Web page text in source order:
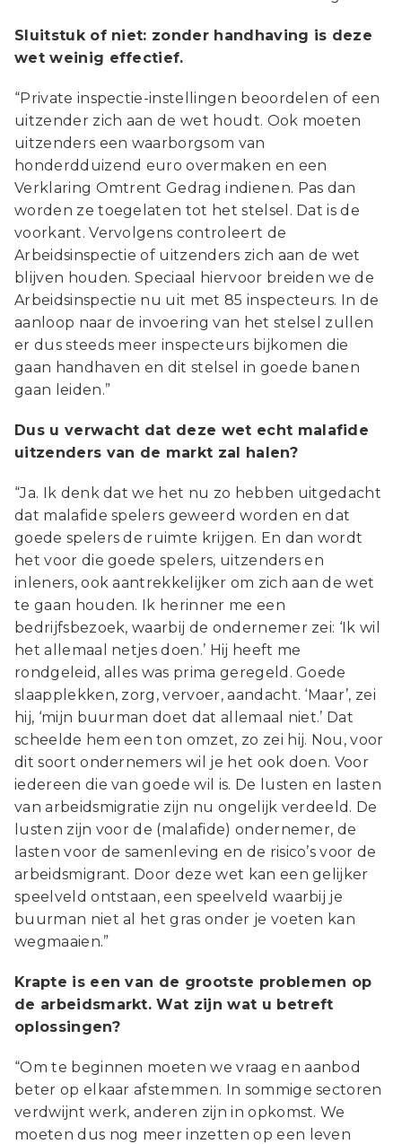
Sluitstuk of niet: zonder handhaving is deze
wet weinig effectief.
“Private inspectie-instellingen beoordelen of een
uitzender zich aan de wet houdt. Ook moeten
uitzenders een waarborgsom van
honderdduizend euro overmaken en een
Verklaring Omtrent Gedrag indienen. Pas dan
worden ze toegelaten tot het stelsel. Dat is de
voorkant. Vervolgens controleert de
Arbeidsinspectie of uitzenders zich aan de wet
blijven houden. Speciaal hiervoor breiden we de
Arbeidsinspectie nu uit met 85 inspecteurs. In de
aanloop naar de invoering van het stelsel zullen
er dus steeds meer inspecteurs bijkomen die
gaan handhaven en dit stelsel in goede banen
gaan leiden.”
Dus u verwacht dat deze wet echt malafide
uitzenders van de markt zal halen?
“Ja. Ik denk dat we het nu zo hebben uitgedacht
dat malafide spelers geweerd worden en dat
goede spelers de ruimte krijgen. En dan wordt
het voor die goede spelers, uitzenders en
inleners, ook aantrekkelijker om zich aan de wet
te gaan houden. Ik herinner me een
bedrijfsbezoek, waarbij de ondernemer zei: ‘Ik wil
het allemaal netjes doen.’ Hij heeft me
rondgeleid, alles was prima geregeld. Goede
slaapplekken, zorg, vervoer, aandacht. ‘Maar’, zei
hij, ‘mijn buurman doet dat allemaal niet.’ Dat
scheelde hem een ton omzet, zo zei hij. Nou, voor
dit soort ondernemers wil je het ook doen. Voor
iedereen die van goede wil is. De lusten en lasten
van arbeidsmigratie zijn nu ongelijk verdeeld. De
lusten zijn voor de (malafide) ondernemer, de
lasten voor de samenleving en de risico’s voor de
arbeidsmigrant. Door deze wet kan een gelijker
speelveld ontstaan, een speelveld waarbij je
buurman niet al het gras onder je voeten kan
wegmaaien.”
Krapte is een van de grootste problemen op
de arbeidsmarkt. Wat zijn wat u betreft
oplossingen?
“Om te beginnen moeten we vraag en aanbod
beter op elkaar afstemmen. In sommige sectoren
verdwijnt werk, anderen zijn in opkomst. We
moeten dus nog meer inzetten op een leven